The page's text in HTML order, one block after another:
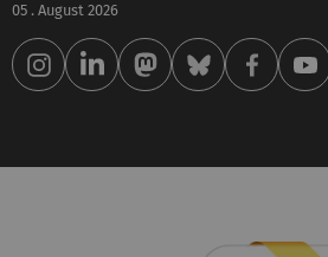
05 . August 2026